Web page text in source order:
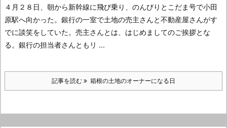
４月２８日、朝から新幹線に飛び乗り、のんびりとこだま号で小田
原駅へ向かった。 銀行の一室で土地の売主さんと不動産屋さんがす
でに談笑をしていた。 売主さんとは、はじめましてのご挨拶とな
る。 銀行の担当者さんともリ ...
記事を読む 箱根の土地のオーナーになる日